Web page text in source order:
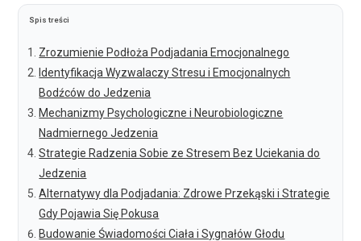
Spis treści
Zrozumienie Podłoża Podjadania Emocjonalnego
Identyfikacja Wyzwalaczy Stresu i Emocjonalnych
Bodźców do Jedzenia
Mechanizmy Psychologiczne i Neurobiologiczne
Nadmiernego Jedzenia
Strategie Radzenia Sobie ze Stresem Bez Uciekania do
Jedzenia
Alternatywy dla Podjadania: Zdrowe Przekąski i Strategie
Gdy Pojawia Się Pokusa
Budowanie Świadomości Ciała i Sygnałów Głodu